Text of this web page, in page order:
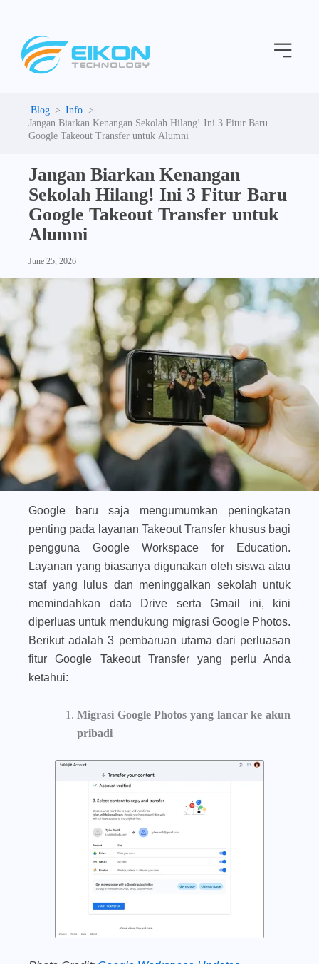
content
Menu
Info
Jangan Biarkan Kenangan Sekolah Hilang! Ini 3 Fitur Baru
Google Takeout Transfer untuk Alumni
Jangan Biarkan Kenangan
Sekolah Hilang! Ini 3 Fitur Baru
Google Takeout Transfer untuk
Alumni
June 25, 2026
Google baru saja mengumumkan peningkatan
penting pada layanan Takeout Transfer khusus bagi
pengguna Google Workspace for Education.
Layanan yang biasanya digunakan oleh siswa atau
staf yang lulus dan meninggalkan sekolah untuk
memindahkan data Drive serta Gmail ini, kini
diperluas untuk mendukung migrasi Google Photos.
Berikut adalah 3 pembaruan utama dari perluasan
fitur Google Takeout Transfer yang perlu Anda
ketahui:
Migrasi Google Photos yang lancar ke akun
pribadi
e
g
i
e
s